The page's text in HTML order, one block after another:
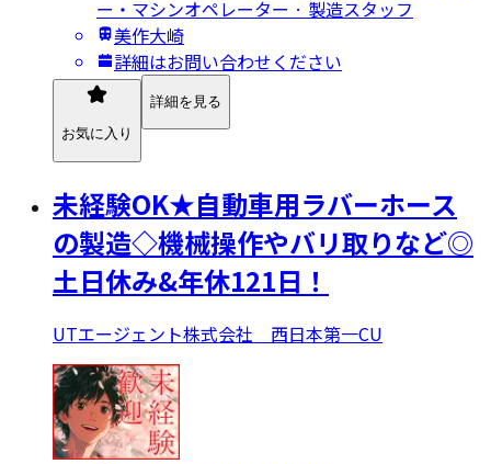
ー・マシンオペレーター · 製造スタッフ
美作大崎
詳細はお問い合わせください
お気に入り
詳細を見る
未経験OK★自動車用ラバーホース
の製造◇機械操作やバリ取りなど◎
土日休み&年休121日！
UTエージェント株式会社 西日本第一CU